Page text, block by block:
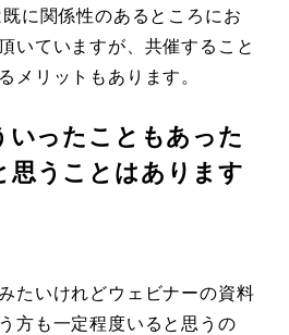
に関係性のあるところにお
いていますが、共催すること
メリットもあります。
いったこともあった
思うことはあります
たいけれどウェビナーの資料
方も一定程度いると思うの